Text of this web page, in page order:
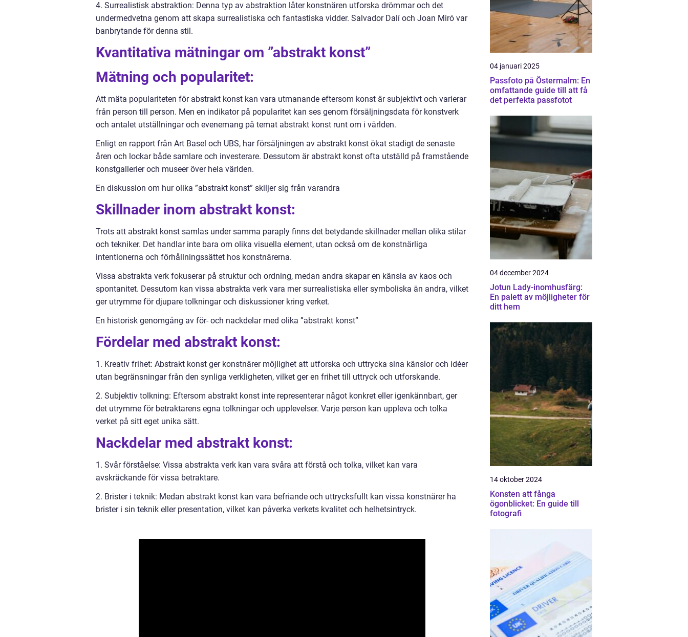
4. Surrealistisk abstraktion: Denna typ av abstraktion låter konstnären utforska drömmar och det
undermedvetna genom att skapa surrealistiska och fantastiska vidder. Salvador Dalí och Joan Miró var
banbrytande för denna stil.
Kvantitativa mätningar om ”abstrakt konst”
Mätning och popularitet:
Att mäta populariteten för abstrakt konst kan vara utmanande eftersom konst är subjektivt och varierar
från person till person. Men en indikator på popularitet kan ses genom försäljningsdata för konstverk
och antalet utställningar och evenemang på temat abstrakt konst runt om i världen.
Enligt en rapport från Art Basel och UBS, har försäljningen av abstrakt konst ökat stadigt de senaste
åren och lockar både samlare och investerare. Dessutom är abstrakt konst ofta utställd på framstående
konstgallerier och museer över hela världen.
En diskussion om hur olika ”abstrakt konst” skiljer sig från varandra
Skillnader inom abstrakt konst:
Trots att abstrakt konst samlas under samma paraply finns det betydande skillnader mellan olika stilar
och tekniker. Det handlar inte bara om olika visuella element, utan också om de konstnärliga
intentionerna och förhållningssättet hos konstnärerna.
Vissa abstrakta verk fokuserar på struktur och ordning, medan andra skapar en känsla av kaos och
spontanitet. Dessutom kan vissa abstrakta verk vara mer surrealistiska eller symboliska än andra, vilket
ger utrymme för djupare tolkningar och diskussioner kring verket.
En historisk genomgång av för- och nackdelar med olika ”abstrakt konst”
Fördelar med abstrakt konst:
1. Kreativ frihet: Abstrakt konst ger konstnärer möjlighet att utforska och uttrycka sina känslor och idéer
utan begränsningar från den synliga verkligheten, vilket ger en frihet till uttryck och utforskande.
2. Subjektiv tolkning: Eftersom abstrakt konst inte representerar något konkret eller igenkännbart, ger
det utrymme för betraktarens egna tolkningar och upplevelser. Varje person kan uppleva och tolka
verket på sitt eget unika sätt.
Nackdelar med abstrakt konst:
1. Svår förståelse: Vissa abstrakta verk kan vara svåra att förstå och tolka, vilket kan vara
avskräckande för vissa betraktare.
2. Brister i teknik: Medan abstrakt konst kan vara befriande och uttrycksfullt kan vissa konstnärer ha
brister i sin teknik eller presentation, vilket kan påverka verkets kvalitet och helhetsintryck.
04 januari 2025
Passfoto på Östermalm: En
omfattande guide till att få
det perfekta passfotot
04 december 2024
Jotun Lady-inomhusfärg:
En palett av möjligheter för
ditt hem
14 oktober 2024
Konsten att fånga
ögonblicket: En guide till
fotografi